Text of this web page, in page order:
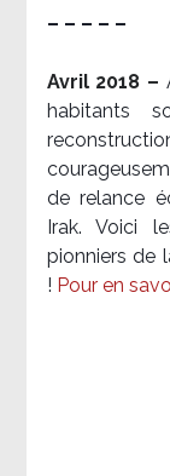
– – – – –
Avril 2018 –
habitants
de relance
Irak. Voici
pionniers de
! Pour en